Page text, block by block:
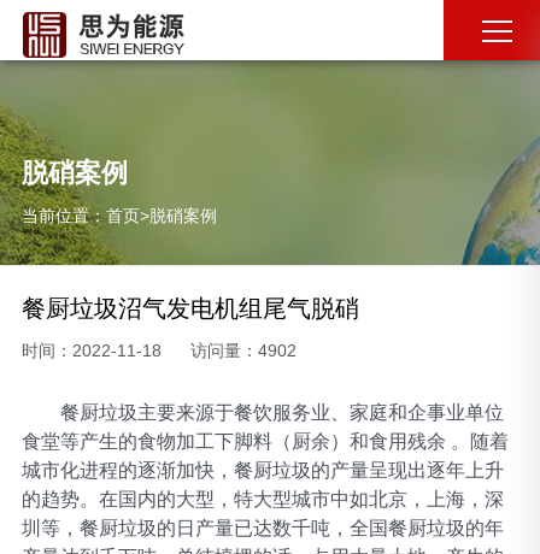
脱硝案例
当前位置： 首页>脱硝案例
餐厨垃圾沼气发电机组尾气脱硝
时间：2022-11-18 访问量：4902
餐厨垃圾主要来源于餐饮服务业、家庭和企事业单位
食堂等产生的食物加工下脚料（厨余）和食用残余 。随着
城市化进程的逐渐加快，餐厨垃圾的产量呈现出逐年上升
的趋势。在国内的大型，特大型城市中如北京，上海，深
圳等，餐厨垃圾的日产量已达数千吨，全国餐厨垃圾的年